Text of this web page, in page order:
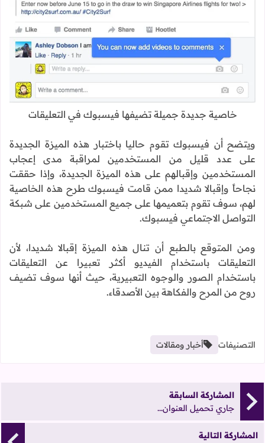
خاصية جديدة جميلة تضيفها فيسبوك في التعليقات
ويتضح أن فيسبوك تقوم حاليا باختبار هذه الميزة الجديدة
على عدد قليل من المستخدمين لمراقبة مدى إعجاب
المستخدمين وإقبالهم على هذه الميزة الجديدة، وإذا حققت
نجاحاً وإقبالا شديدا ممن قامت فيسبوك طرح هذه الخاصية
لهم، سوف تقوم بتعميمها على جميع المستخدمين على شبكة
التواصل الاجتماعي فيسبوك.
ومن المتوقع بالطبع أن تنال هذه الميزة إقبالا شديدا، لأن
التعليقات باستخدام الفيديو أكثر تعبيرا عن التعليقات
باستخدام الصور والوجوه التعبيرية، حيث أنها سوف تضيف
روح من المرح والفكاهة بين الأصدقاء.
التصنيفات أخبار ومقالات
المشاركة السابقة
جاري تحميل العنوان...
المشاركة التالية